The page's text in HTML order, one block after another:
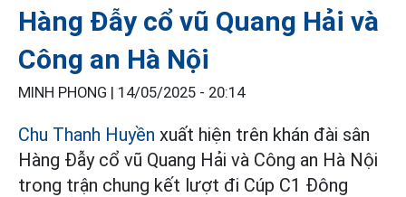
Hàng Đẫy cổ vũ Quang Hải và
Công an Hà Nội
MINH PHONG | 14/05/2025 - 20:14
Chu Thanh Huyền xuất hiện trên khán đài sân
Hàng Đẫy cổ vũ Quang Hải và Công an Hà Nội
trong trận chung kết lượt đi Cúp C1 Đông